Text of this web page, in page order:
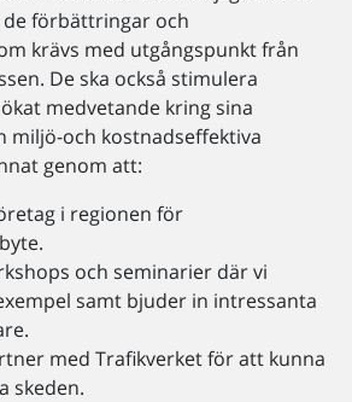
förbättringar och
krävs med utgångspunkt från
De ska också stimulera
medvetande kring sina
och kostnadseffektiva
genom att:
i regionen för
och seminarier där vi
samt bjuder in intressanta
med Trafikverket för att kunna
skeden.